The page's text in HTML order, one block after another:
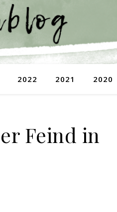
2022 2021 2020
Feind in